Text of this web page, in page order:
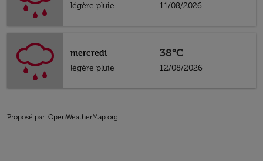
légère pluie
11/08/2026
mercredi
légère pluie
38°C
12/08/2026
Proposé par: OpenWeatherMap.org